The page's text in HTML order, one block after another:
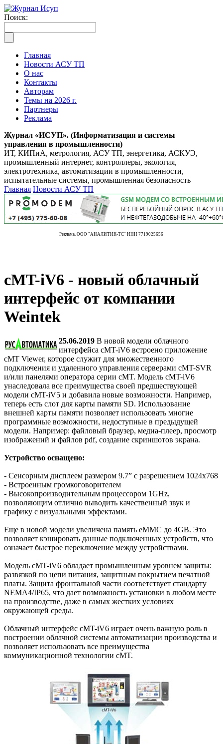
Поиск:
Главная
Новости АСУ ТП
О нас
Контакты
Авторам
Темы на 2026 г.
Партнеры
Реклама
Журнал «ИСУП». (Информатизация и системы
управления в промышленности)
ИТ, КИПиА, метрология, АСУ ТП, энергетика, АСКУЭ,
промышленный интернет, контроллеры, экология,
электротехника, автоматизации в промышленности,
испытательные системы, промышленная безопасность
Главная Новости АСУ ТП
Реклама. ООО "АНАЛИТИК-ТС" ИНН 7719025656
cMT-iV6 - новый облачный
интерфейс от компании
Weintek
25.06.2019 В новой модели облачного
интерфейса cMT-iV6 встроено приложение
cMT Viewer, которое служит для множественного
подключения и удаленного управления серверами cMT-SVR
и/или панелями оператора серии cMT. Модель cMT-iV6
унаследовала все преимущества своей предшествующей
модели cMT-iV5 и добавила новые возможности. Например,
теперь есть слот для карты памяти SD. Использование
внешней карты памяти позволяет использовать многие
программные возможности, недоступные в предыдущей
модели. Например: файловый браузер, медиа-плеер, просмотр
изображений и файлов pdf, создание скриншотов экрана.
Устройство оснащено:
- Сенсорным дисплеем размером 9.7” с разрешением 1024x768
- Встроенным громкоговорителем
- Высокопроизводительным процессором 1GHz,
позволяющим отлично выводить качественный звук и
графику с визуальными эффектами.
Еще в новой модели увеличена память eMMC до 4GB. Это
позволяет кэшировать данные подключенных устройств, что
означает быстрое переключение между устройствами.
Модель cMT-iV6 обладает промышленным уровнем защиты:
развязкой по цепи питания, защитным покрытием печатной
платы. Защита фронтальной части соответствует стандарту
NEMA4/IP65, что дает возможность установки в любом месте
на производстве, даже в самых жестких условиях
окружающей среды.
Облачный интерфейс cMT-iV6 играет очень важную роль в
построении облачной системы автоматизации производства и
позволяет использовать все преимущества
коммуникационной технологии cMT.